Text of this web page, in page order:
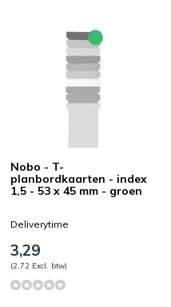
Nobo - T-
planbordkaarten - index
1,5 - 53 x 45 mm - groen
Deliverytime
3,29
(2,72 Excl. btw)